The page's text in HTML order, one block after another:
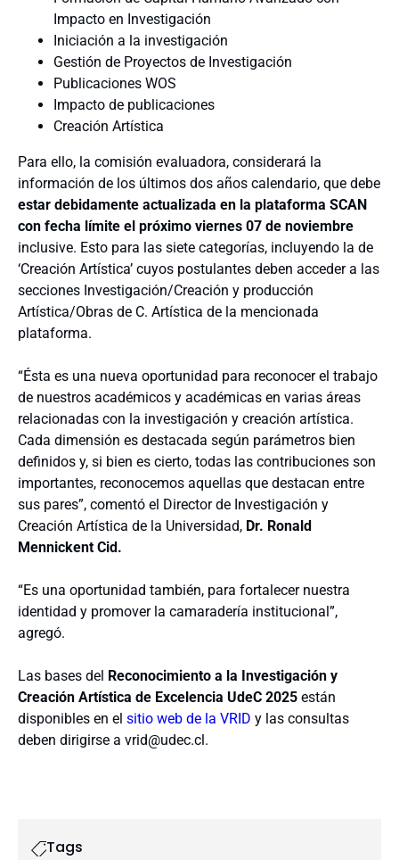
Impacto en Investigación
Iniciación a la investigación
Gestión de Proyectos de Investigación
Publicaciones WOS
Impacto de publicaciones
Creación Artística
Para ello, la comisión evaluadora, considerará la
información de los últimos dos años calendario, que debe
estar debidamente actualizada en la plataforma SCAN
con fecha límite el próximo viernes 07 de noviembre
inclusive. Esto para las siete categorías, incluyendo la de
‘Creación Artística’ cuyos postulantes deben acceder a las
secciones Investigación/Creación y producción
Artística/Obras de C. Artística de la mencionada
plataforma.
“Ésta es una nueva oportunidad para reconocer el trabajo
de nuestros académicos y académicas en varias áreas
relacionadas con la investigación y creación artística.
Cada dimensión es destacada según parámetros bien
definidos y, si bien es cierto, todas las contribuciones son
importantes, reconocemos aquellas que destacan entre
sus pares”, comentó el Director de Investigación y
Creación Artística de la Universidad, Dr. Ronald
Mennickent Cid.
“Es una oportunidad también, para fortalecer nuestra
identidad y promover la camaradería institucional”,
agregó.
Las bases del Reconocimiento a la Investigación y
Creación Artística de Excelencia UdeC 2025 están
disponibles en el sitio web de la VRID y las consultas
deben dirigirse a vrid@udec.cl.
Tags